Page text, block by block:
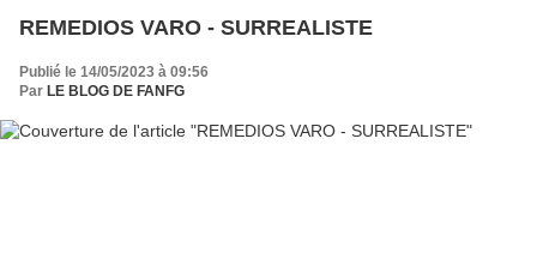
REMEDIOS VARO - SURREALISTE
Publié le 14/05/2023 à 09:56
Par LE BLOG DE FANFG